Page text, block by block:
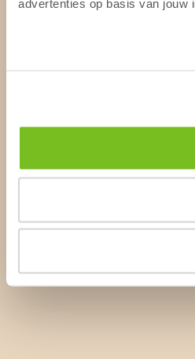
advertenties op basis van jouw